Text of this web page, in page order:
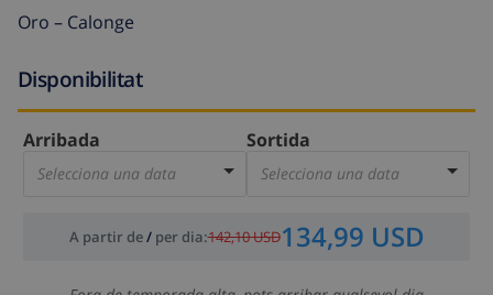
Oro – Calonge
Disponibilitat
Arribada
Selecciona una data
Sortida
Selecciona una data
A partir de/ per dia:142,10 USD134,99 USD